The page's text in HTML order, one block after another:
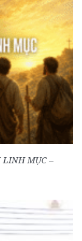
LINH MỤC –